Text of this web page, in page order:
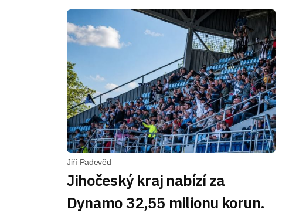
Jiří Padevěd
Jihočeský kraj nabízí za
Dynamo 32,55 milionu korun.